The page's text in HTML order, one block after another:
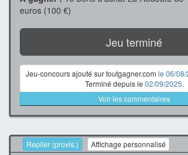
euros (100 €)
Jeu terminé
Jeu-concours ajouté sur toutgagner.com le 06/08/
Terminé depuis le 02/09/2025.
Voir les commentaires
Replier (provis.) Affichage personnalisé